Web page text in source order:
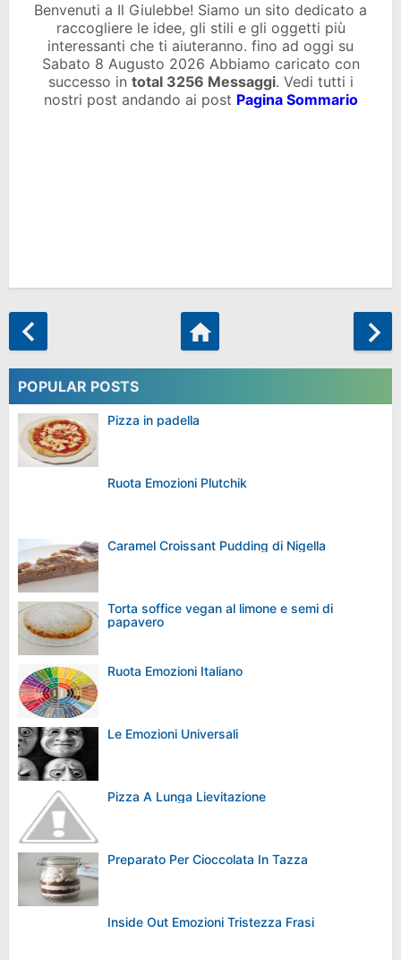
Benvenuti a Il Giulebbe! Siamo un sito dedicato a
raccogliere le idee, gli stili e gli oggetti più
interessanti che ti aiuteranno. fino ad oggi su
Sabato 8 Augusto 2026 Abbiamo caricato con
successo in total 3256 Messaggi. Vedi tutti i
nostri post andando ai post Pagina Sommario
POPULAR POSTS
Pizza in padella
Ruota Emozioni Plutchik
Caramel Croissant Pudding di Nigella
Torta soffice vegan al limone e semi di
papavero
Ruota Emozioni Italiano
Le Emozioni Universali
Pizza A Lunga Lievitazione
Preparato Per Cioccolata In Tazza
Inside Out Emozioni Tristezza Frasi